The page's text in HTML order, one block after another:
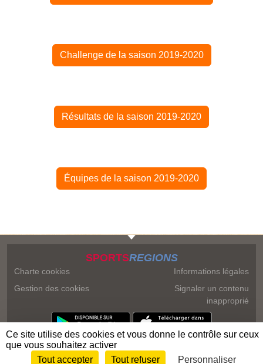
Challenge de la saison 2019-2020
Résultats de la saison 2019-2020
Équipes de la saison 2019-2020
SPORTSREGIONS
Charte cookies
Gestion des cookies
Informations légales
Signaler un contenu
inapproprié
Envie de participer ? Connexion
Ce site utilise des cookies et vous donne le contrôle sur ceux
que vous souhaitez activer
Tout accepter
Tout refuser Personnaliser